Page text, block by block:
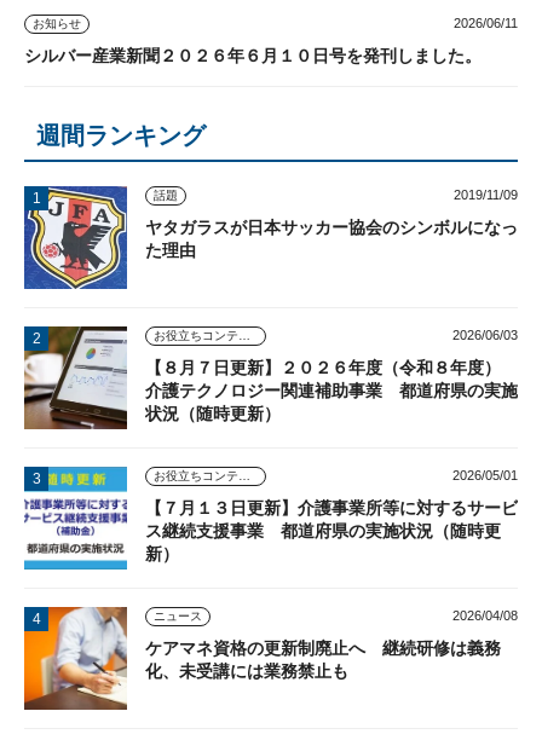
お知らせ 2026/06/11
シルバー産業新聞２０２６年６月１０日号を発刊しました。
週間ランキング
話題 2019/11/09
ヤタガラスが日本サッカー協会のシンボルになっ
た理由
お役立ちコンテンツ 2026/06/03
【８月７日更新】２０２６年度（令和８年度）
介護テクノロジー関連補助事業 都道府県の実施
状況（随時更新）
お役立ちコンテンツ 2026/05/01
【７月１３日更新】介護事業所等に対するサービ
ス継続支援事業 都道府県の実施状況（随時更
新）
ニュース 2026/04/08
ケアマネ資格の更新制廃止へ 継続研修は義務
化、未受講には業務禁止も